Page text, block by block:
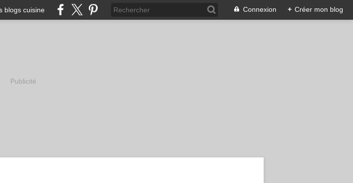
blogs cuisine Connexion + Créer mon blog
Publicité